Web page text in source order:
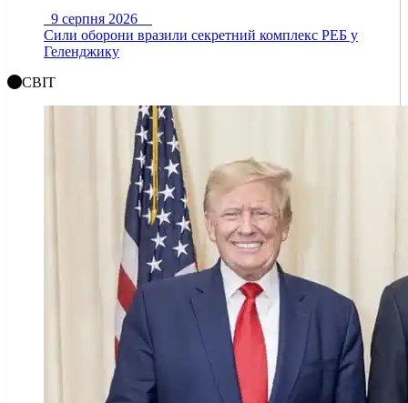
9 серпня 2026
Сили оборони вразили секретний комплекс РЕБ у
Геленджику
СВІТ